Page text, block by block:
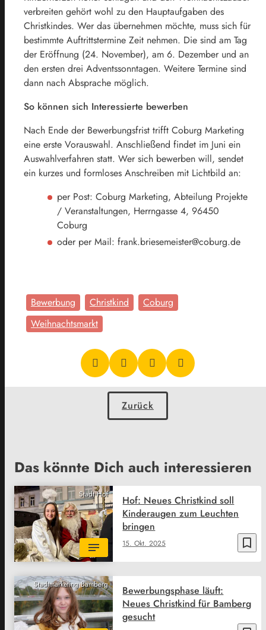
verbreiten gehört wohl zu den Hauptaufgaben des
Christkindes. Wer das übernehmen möchte, muss sich für
bestimmte Auftrittstermine Zeit nehmen. Die sind am Tag
der Eröffnung (24. November), am 6. Dezember und an
den ersten drei Adventssonntagen. Weitere Termine sind
dann nach Absprache möglich.
So können sich Interessierte bewerben
Nach Ende der Bewerbungsfrist trifft Coburg Marketing
eine erste Vorauswahl. Anschließend findet im Juni ein
Auswahlverfahren statt. Wer sich bewerben will, sendet
ein kurzes und formloses Anschreiben mit Lichtbild an:
per Post: Coburg Marketing, Abteilung Projekte
/ Veranstaltungen, Herrngasse 4, 96450
Coburg
oder per Mail: frank.briesemeister@coburg.de
Bewerbung Christkind
Coburg
Weihnachtsmarkt
Zurück
Das könnte Dich auch interessieren
Stadt Hof
bookmark_border
15. Okt. 2025
Hof: Neues Christkind soll
Kinderaugen zum Leuchten
bringen
Stadtmarketing Bamberg
Bewerbungsphase läuft:
Neues Christkind für Bamberg
gesucht